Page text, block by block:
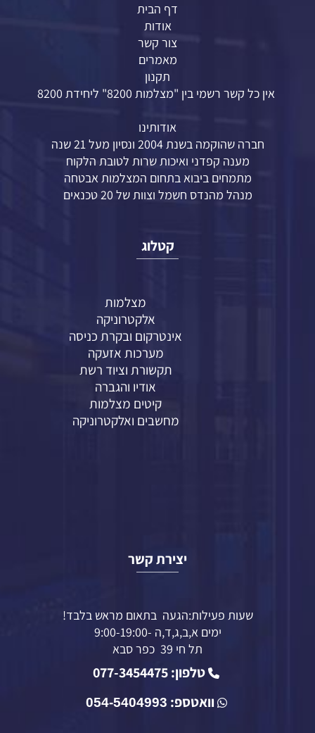
דף הבית
אודות
צור קשר
מאמרים
תקנון
אין כל קשר רשמי בין "מצלמות 8200" ליחידת 8200
אודותינו
חברה שהוקמה בשנת 2004 ונסיון מעל 21 שנה
מענה קפדני ואיכות שרות לטובת הלקוח
מתמחים ביבוא בתחום המצלמות אבטחה
מנהל מהנדס חשמל וצוות של 20 טכנאים
קטלוג
מצלמות
אלקטרוניקה
אינטרקום ובקרת כניסה
מערכות אזעקה
תקשורת וציוד רשת
אודיו והגברה
קיטים מצלמות
מחשבים ואלקטרוניקה
יצירת קשר
שעות פעילות:הגעה בתאום מראש בלבד!
ימים א,ב,ג,ד,ה -9:00-19:00
תל חי 39 כפר סבא
טלפון: 077-3454475
וואטספ: 054-5404993